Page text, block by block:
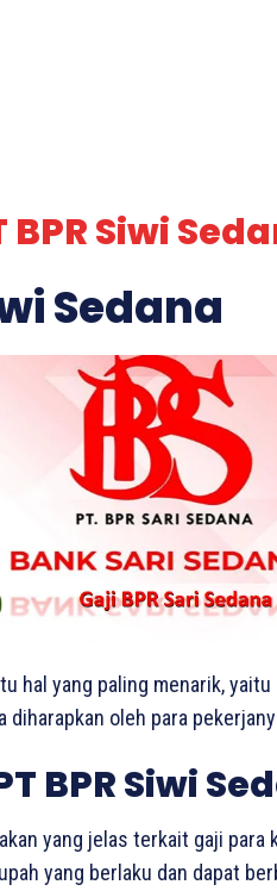
BPR Siwi
Sedana
hal yang paling menarik,
diharapkan oleh para
BPR Siwi
yang jelas terkait gaji para
yang berlaku dan dapat